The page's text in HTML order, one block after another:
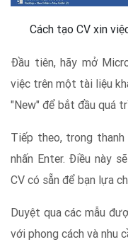
Cách tạo CV xin
Đầu tiên, hãy mở
việc trên một tài liệu
"New" để bắt đầu quá
Tiếp theo, trong
nhấn Enter. Điều này
CV có sẵn để bạn lựa
Duyệt qua các mẫu
với phong cách và nhu